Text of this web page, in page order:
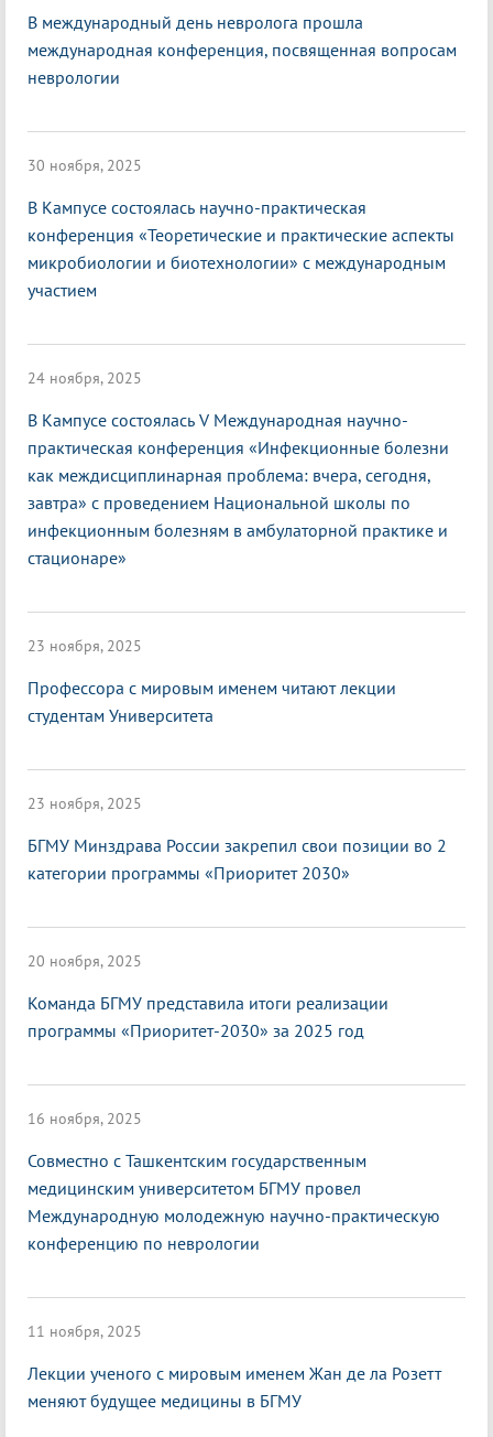
В международный день невролога прошла
международная конференция, посвященная вопросам
неврологии
30 ноября, 2025
В Кампусе состоялась научно-практическая
конференция «Теоретические и практические аспекты
микробиологии и биотехнологии» с международным
участием
24 ноября, 2025
В Кампусе состоялась V Международная научно-
практическая конференция «Инфекционные болезни
как междисциплинарная проблема: вчера, сегодня,
завтра» с проведением Национальной школы по
инфекционным болезням в амбулаторной практике и
стационаре»
23 ноября, 2025
Профессора с мировым именем читают лекции
студентам Университета
23 ноября, 2025
БГМУ Минздрава России закрепил свои позиции во 2
категории программы «Приоритет 2030»
20 ноября, 2025
Команда БГМУ представила итоги реализации
программы «Приоритет-2030» за 2025 год
16 ноября, 2025
Совместно с Ташкентским государственным
медицинским университетом БГМУ провел
Международную молодежную научно-практическую
конференцию по неврологии
11 ноября, 2025
Лекции ученого с мировым именем Жан де ла Розетт
меняют будущее медицины в БГМУ